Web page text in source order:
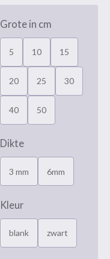
Grote in cm
5 10 15
20 25 30
40 50
Dikte
3 mm 6mm
Kleur
blank zwart